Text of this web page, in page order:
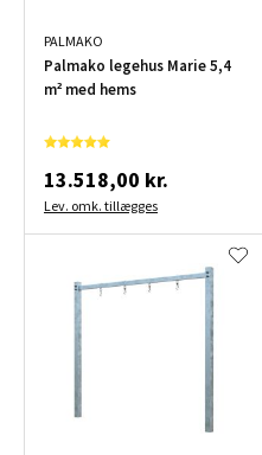
PALMAKO
Palmako legehus Marie 5,4
m² med hems
13.518,00 kr.
Lev. omk. tillægges